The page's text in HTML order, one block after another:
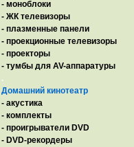
- моноблоки
- ЖК телевизоры
- плазменные панели
- проекционные телевизоры
- проекторы
- тумбы для AV-аппаратуры
.
Домашний кинотеатр
- акустика
- комплекты
- проигрыватели DVD
- DVD-рекордеры